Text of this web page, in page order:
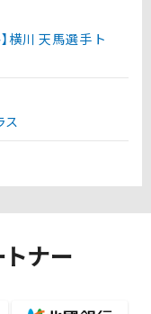
横川 天馬選手 ト
ス
ナー